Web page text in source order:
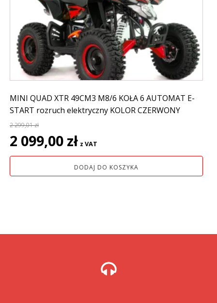
MINI QUAD XTR 49CM3 M8/6 KOŁA 6 AUTOMAT E-
START rozruch elektryczny KOLOR CZERWONY
2 299,01zł
Pierwotna
cena
wynosiła:
2
2 099,00 zł cena
wynosi:
2
z VAT
DODAJ DO KOSZYKA